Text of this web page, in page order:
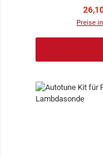
Preise